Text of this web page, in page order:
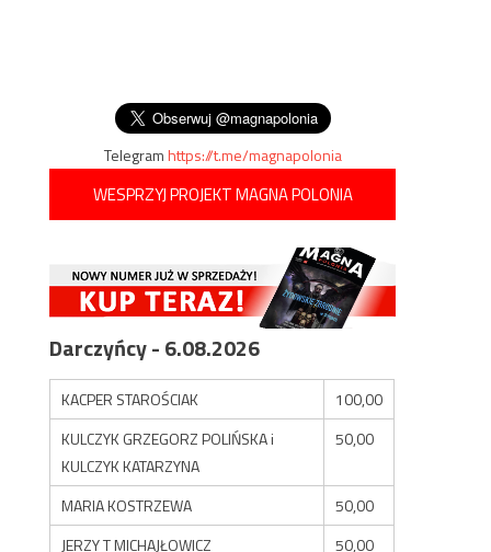
Telegramhttps://t.me/magnapolonia
WESPRZYJ PROJEKT MAGNA POLONIA
Darczyńcy - 6.08.2026
KACPER STAROŚCIAK
100,00
KULCZYK GRZEGORZ POLIŃSKA i
KULCZYK KATARZYNA
50,00
MARIA KOSTRZEWA
50,00
JERZY T MICHAJŁOWICZ
50,00